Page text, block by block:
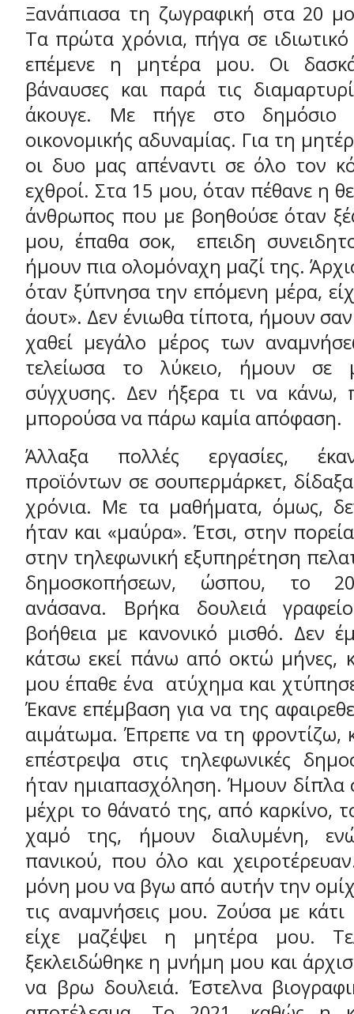
Ξανάπιασα τη ζωγραφική στα 20
Τα πρώτα χρόνια, πήγα σε
επέμενε η μητέρα μου. Οι
βάναυσες και παρά τις
άκουγε. Με πήγε στο δημόσιο
οικονομικής αδυναμίας. Για τη
οι δυο μας απέναντι σε όλο τον
εχθροί. Στα 15 μου, όταν πέθανε η
άνθρωπος που με βοηθούσε όταν
μου, έπαθα σοκ, επειδη
ήμουν πια ολομόναχη μαζί της.
όταν ξύπνησα την επόμενη μέρα,
άουτ». Δεν ένιωθα τίποτα, ήμουν
χαθεί μεγάλο μέρος των
τελείωσα το λύκειο, ήμουν σε
σύγχυσης. Δεν ήξερα τι να κάνω,
μπορούσα να πάρω καμία απόφαση.
Άλλαξα πολλές εργασίες,
προϊόντων σε σουπερμάρκετ, δίδαξα
χρόνια. Με τα μαθήματα, όμως,
ήταν και «μαύρα». Έτσι, στην
στην τηλεφωνική εξυπηρέτηση
δημοσκοπήσεων, ώσπου, το
ανάσανα. Βρήκα δουλειά
βοήθεια με κανονικό μισθό. Δεν
κάτσω εκεί πάνω από οκτώ μήνες,
μου έπαθε ένα ατύχημα και
Έκανε επέμβαση για να της
αιμάτωμα. Έπρεπε να τη φροντίζω,
επέστρεψα στις τηλεφωνικές
ήταν ημιαπασχόληση. Ήμουν δίπλα
μέχρι το θάνατό της, από καρκίνο,
χαμό της, ήμουν διαλυμένη,
πανικού, που όλο και
μόνη μου να βγω από αυτήν την
τις αναμνήσεις μου. Ζούσα με κάτι
είχε μαζέψει η μητέρα μου.
ξεκλειδώθηκε η μνήμη μου και
να βρω δουλειά. Έστελνα